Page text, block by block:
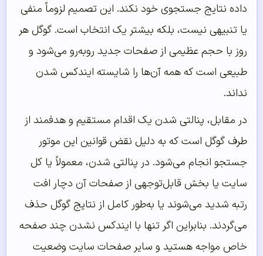
داده نتایج جستجوی خود نکند. این تصمیم لزوماً منفی
یا تنبیهی نیست، بلکه بیشتر یک انتخاب است. گوگل هر
روز با حجم عظیمی از صفحات جدید روبه‌رو می‌شود و
طبیعی است که همه آن‌ها را شایسته ایندکس شدن
نداند.
در مقابل، پنالتی شدن یک اقدام مستقیم و هدفمند از
طرف گوگل است که به دلیل نقض قوانین این موتور
جستجو انجام می‌شود. در پنالتی شدن، معمولاً یا کل
سایت یا بخش قابل‌توجهی از صفحات آن دچار افت
رتبه شدید می‌شوند یا به‌طور کامل از نتایج گوگل حذف
می‌گردند. بنابراین اگر تنها با ایندکس نشدن چند صفحه
خاص مواجه هستید و سایر صفحات سایت وضعیت